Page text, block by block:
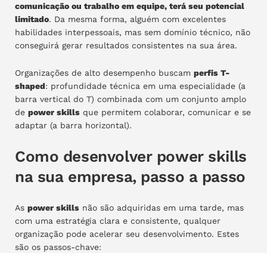
comunicação ou trabalho em equipe, terá seu potencial
limitado. Da mesma forma, alguém com excelentes
habilidades interpessoais, mas sem domínio técnico, não
conseguirá gerar resultados consistentes na sua área.
Organizações de alto desempenho buscam perfis T-
shaped: profundidade técnica em uma especialidade (a
barra vertical do T) combinada com um conjunto amplo
de power skills que permitem colaborar, comunicar e se
adaptar (a barra horizontal).
Como desenvolver power skills
na sua empresa, passo a passo
As power skills não são adquiridas em uma tarde, mas
com uma estratégia clara e consistente, qualquer
organização pode acelerar seu desenvolvimento. Estes
são os passos-chave: